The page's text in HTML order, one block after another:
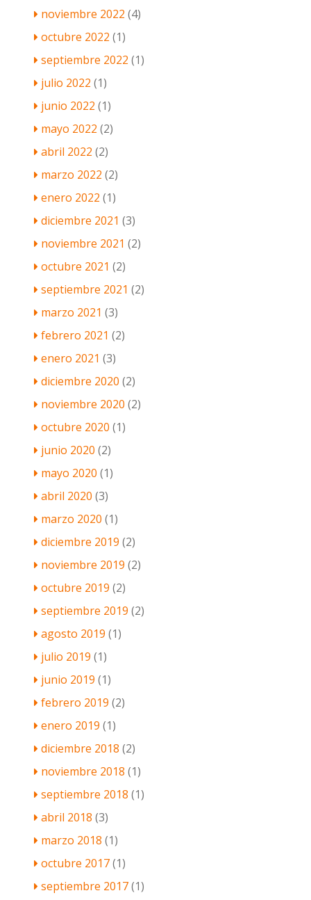
noviembre 2022 (4)
octubre 2022 (1)
septiembre 2022 (1)
julio 2022 (1)
junio 2022 (1)
mayo 2022 (2)
abril 2022 (2)
marzo 2022 (2)
enero 2022 (1)
diciembre 2021 (3)
noviembre 2021 (2)
octubre 2021 (2)
septiembre 2021 (2)
marzo 2021 (3)
febrero 2021 (2)
enero 2021 (3)
diciembre 2020 (2)
noviembre 2020 (2)
octubre 2020 (1)
junio 2020 (2)
mayo 2020 (1)
abril 2020 (3)
marzo 2020 (1)
diciembre 2019 (2)
noviembre 2019 (2)
octubre 2019 (2)
septiembre 2019 (2)
agosto 2019 (1)
julio 2019 (1)
junio 2019 (1)
febrero 2019 (2)
enero 2019 (1)
diciembre 2018 (2)
noviembre 2018 (1)
septiembre 2018 (1)
abril 2018 (3)
marzo 2018 (1)
octubre 2017(1)
septiembre 2017(1)